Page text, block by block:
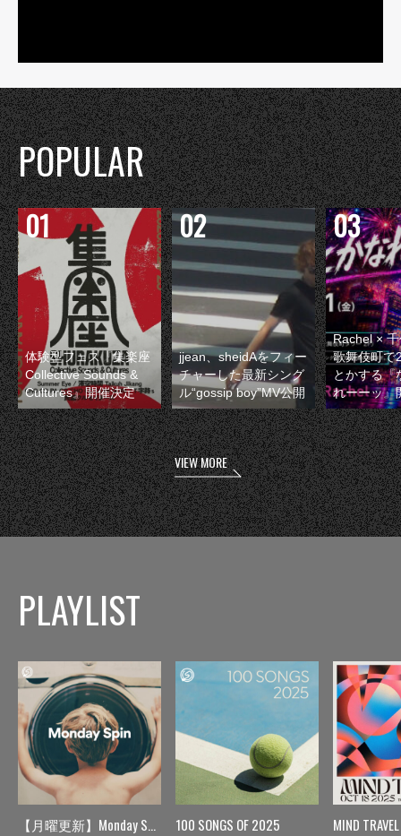
POPULAR
体験型フェス『集楽座
Collective Sounds &
Cultures』開催決定
jjean、sheidAをフィー
チャーした最新シング
ル“gossip boy”MV公開
Rachel ×
歌舞伎町で
とかする『
れーーッ』
VIEW MORE
PLAYLIST
【月曜更新】Monday Spin 100 SONGS OF 2025 MIND TRAVEL